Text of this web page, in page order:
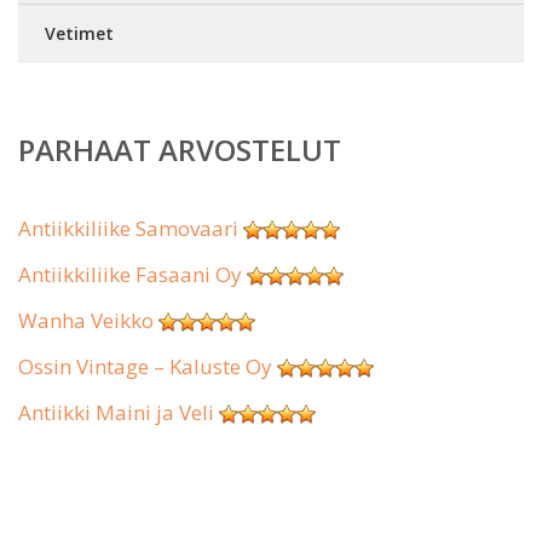
Vetimet
PARHAAT ARVOSTELUT
Antiikkiliike Samovaari
Antiikkiliike Fasaani Oy
Wanha Veikko
Ossin Vintage – Kaluste Oy
Antiikki Maini ja Veli